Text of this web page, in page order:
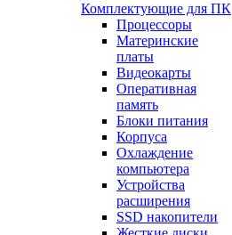
Комплектующие для ПК
Процессоры
Материнские
платы
Видеокарты
Оперативная
память
Блоки питания
Корпуса
Охлаждение
компьютера
Устройства
расширения
SSD накопители